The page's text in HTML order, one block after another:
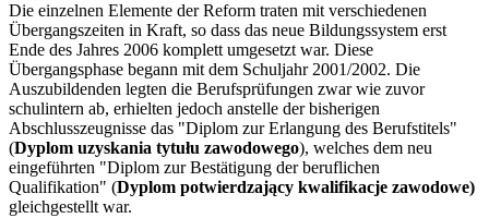
Die einzelnen Elemente der Reform traten mit verschiedenen
Übergangszeiten in Kraft, so dass das neue Bildungssystem erst
Ende des Jahres 2006 komplett umgesetzt war. Diese
Übergangsphase begann mit dem Schuljahr 2001/2002. Die
Auszubildenden legten die Berufsprüfungen zwar wie zuvor
schulintern ab, erhielten jedoch anstelle der bisherigen
Abschlusszeugnisse das "Diplom zur Erlangung des Berufstitels"
(Dyplom uzyskania tytułu zawodowego), welches dem neu
eingeführten "Diplom zur Bestätigung der beruflichen
Qualifikation" (Dyplom potwierdzający kwalifikacje zawodowe)
gleichgestellt war.